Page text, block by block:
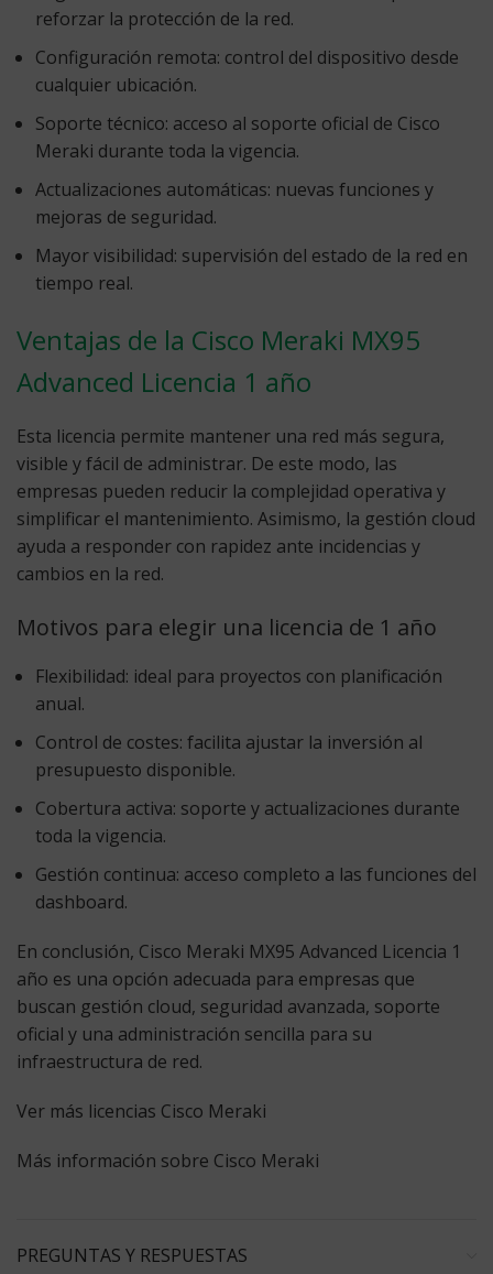
reforzar la protección de la red.
Configuración remota: control del dispositivo desde
cualquier ubicación.
Soporte técnico: acceso al soporte oficial de Cisco
Meraki durante toda la vigencia.
Actualizaciones automáticas: nuevas funciones y
mejoras de seguridad.
Mayor visibilidad: supervisión del estado de la red en
tiempo real.
Ventajas de la Cisco Meraki MX95
Advanced Licencia 1 año
Esta licencia permite mantener una red más segura,
visible y fácil de administrar. De este modo, las
empresas pueden reducir la complejidad operativa y
simplificar el mantenimiento. Asimismo, la gestión cloud
ayuda a responder con rapidez ante incidencias y
cambios en la red.
Motivos para elegir una licencia de 1 año
Flexibilidad: ideal para proyectos con planificación
anual.
Control de costes: facilita ajustar la inversión al
presupuesto disponible.
Cobertura activa: soporte y actualizaciones durante
toda la vigencia.
Gestión continua: acceso completo a las funciones del
dashboard.
En conclusión, Cisco Meraki MX95 Advanced Licencia 1
año es una opción adecuada para empresas que
buscan gestión cloud, seguridad avanzada, soporte
oficial y una administración sencilla para su
infraestructura de red.
Ver más licencias Cisco Meraki
Más información sobre Cisco Meraki
PREGUNTAS Y RESPUESTAS